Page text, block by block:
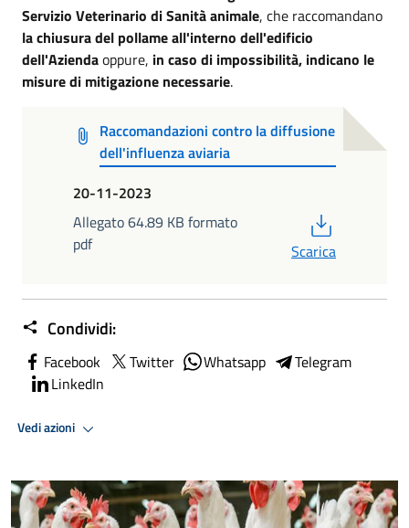
Servizio Veterinario di Sanità animale, che raccomandano
la chiusura del pollame all'interno dell'edificio
dell'Aziendaoppure, in caso di impossibilità, indicano le
misure di mitigazione necessarie.
Raccomandazioni contro la diffusione
dell'influenza aviaria
20-11-2023
Allegato 64.89 KB formato
pdf
Scarica
Condividi:
Facebook Twitter Whatsapp
Telegram
LinkedIn
Vedi azioni